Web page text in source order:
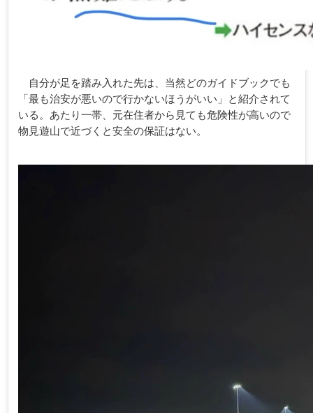
自分が足を踏み入れた先は、当然どのガイドブックでも
「最も治安が悪いので行かないほうがいい」と紹介されて
いる。あたり一帯、元在住者から見ても危険性が高いので
物見遊山で近づくと安全の保証はない。